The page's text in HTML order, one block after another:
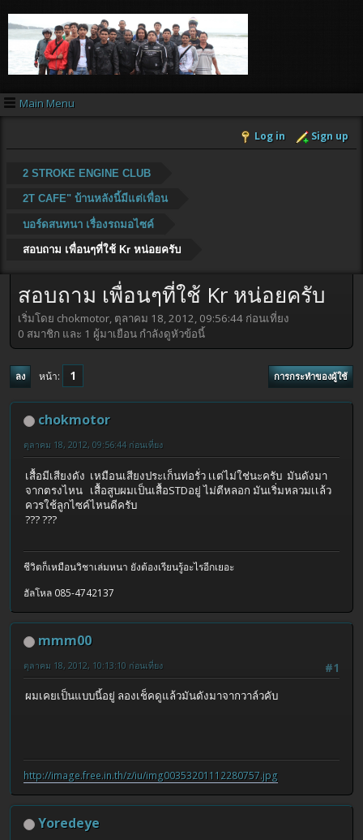
Main Menu
Log in Sign up
2 STROKE ENGINE CLUB
2T CAFE" บ้านหลังนี้มีแต่เพื่อน
บอร์ดสนทนา เรื่องรถมอไซค์
สอบถาม เพื่อนๆที่ใช้ Kr หน่อยครับ
สอบถาม เพื่อนๆที่ใช้ Kr หน่อยครับ
เริ่มโดย chokmotor, ตุลาคม 18, 2012, 09:56:44 ก่อนเที่ยง
0 สมาชิก และ 1 ผู้มาเยือน กำลังดูหัวข้อนี้
ลง หน้า 1 การกระทำของผู้ใช้
chokmotor
ตุลาคม 18, 2012, 09:56:44 ก่อนเที่ยง
เสื้อมีเสียงดัง เหมือนเสียงประเก็นท่อรั่ว เเต่ไม่ใช่นะครับ มันดังมา
จากตรงไหน เสื้อสูบผมเป็นเสื้อSTDอยู่ ไม่ตีหลอก มันเริ่มหลวมเเล้ว
ควรใช้ลูกไซค์ไหนดีครับ
??? ???
ชีวิตก็เหมือนวิชาเล่มหนา ยังต้องเรียนรู้อะไรอีกเยอะ
ฮัลโหล 085-4742137
mmm00
#1
ตุลาคม 18, 2012, 10:13:10 ก่อนเที่ยง
ผมเคยเป็นแบบนี้อยู่ ลองเช็คดูแล้วมันดังมาจากวาล์วคับ
http://image.free.in.th/z/iu/img00353201112280757.jpg
Yoredeye